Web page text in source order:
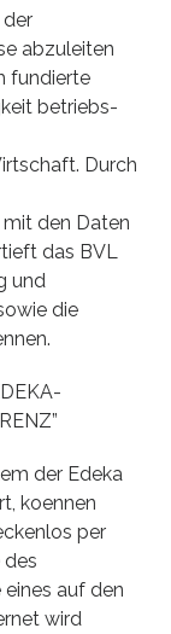
abzuleiten
fundierte
betriebs-
Durch
den Daten
das BVL
und
die
der Edeka
koennen
per
des
auf den
wird